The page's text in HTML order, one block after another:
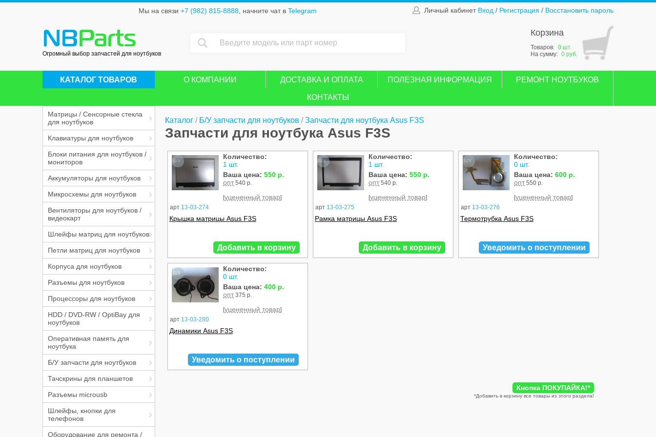
Мы на связи +7 (982) 815-8888, начните чат в Telegram Личный кабинет Вход / Регистрация / Восстановить пароль
NB Parts
Огромный выбор запчастей для ноутбуков
Корзина
Товаров: 0 шт.
На сумму: 0 руб.
КАТАЛОГ ТОВАРОВ О КОМПАНИИ ДОСТАВКА И ОПЛАТА ПОЛЕЗНАЯ ИНФОРМАЦИЯ РЕМОНТ НОУТБУКОВ
КОНТАКТЫ
Матрицы / Сенсорные стекла
для ноутбуков
Клавиатуры для ноутбуков
Блоки питания для ноутбуков /
мониторов
Аккумуляторы для ноутбуков
Микросхемы для ноутбуков
Вентиляторы для ноутбуков /
видеокарт
Шлейфы матриц для ноутбуков
Петли матриц для ноутбуков
Корпуса для ноутбуков
Разъемы для ноутбуков
Процессоры для ноутбуков
HDD / DVD-RW / OptiBay для
ноутбуков
Оперативная память для
ноутбука
Б/У запчасти для ноутбуков
Тачскрины для планшетов
Разъемы microusb
Шлейфы, кнопки для
телефонов
Оборудование для ремонта /
Каталог / Б/У запчасти для ноутбуков /Запчасти для ноутбука Asus F3S
Запчасти для ноутбука Asus F3S
Б/У
арт 13-03-274
Количество:
1 шт.
Ваша цена: 550 р.
опт 540 р.
[уцененный товар]
Крышка матрицы Asus F3S
Добавить в корзину
Б/У
арт 13-03-275
Количество:
1 шт.
Ваша цена: 550 р.
опт 540 р.
[уцененный товар]
Рамка матрицы Asus F3S
Добавить в корзину
Б/У
арт 13-03-276
Количество:
0 шт.
Ваша цена: 600 р.
опт 550 р.
[уцененный товар]
Термотрубка Asus F3S
Уведомить о поступлении
Б/У
арт 13-03-280
Количество:
0 шт.
Ваша цена: 400 р.
опт 375 р.
[уцененный товар]
Динамики Asus F3S
Уведомить о поступлении
Кнопка ПОКУПАЙКА!*
*Добавить в корзину все товары из этого раздела!